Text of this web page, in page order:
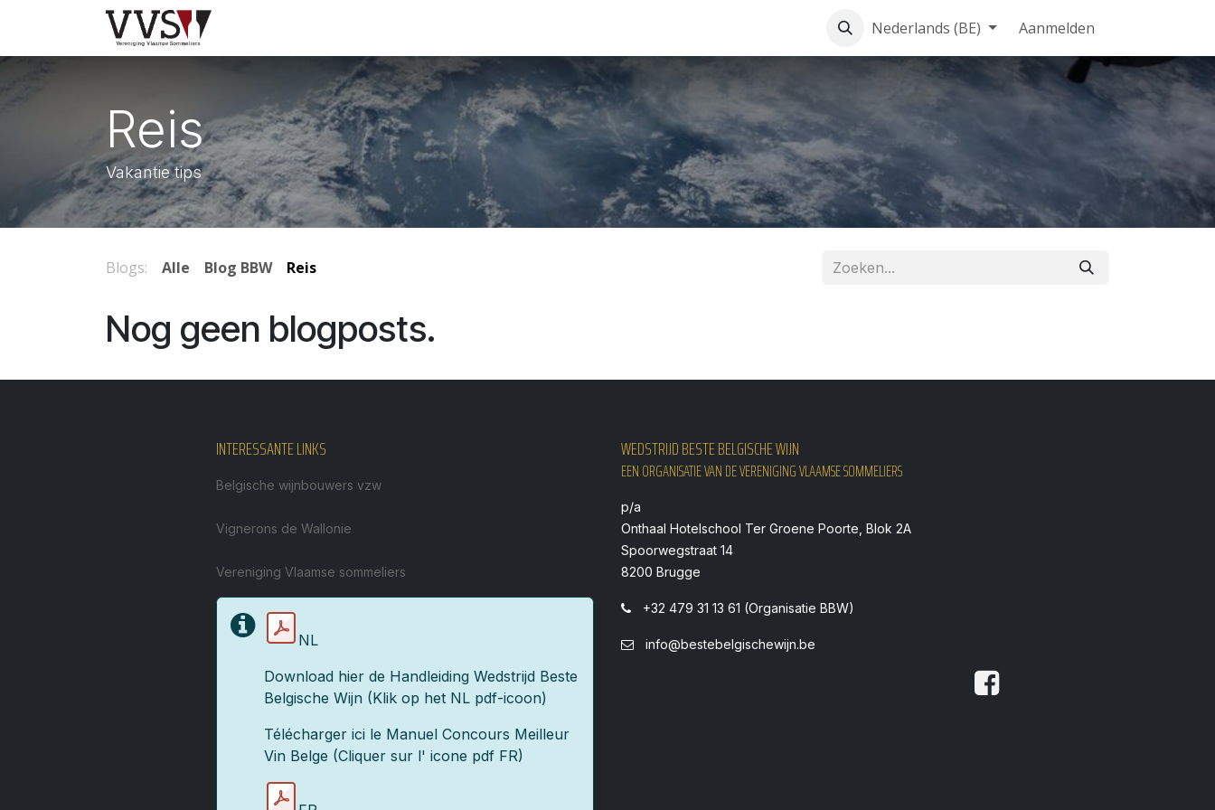
Overslaan naar inhoud
Home
Nederlands (BE) Aanmelden
Reis
Vakantie tips
Blogs: Alle Blog BBW Reis
Nog geen blogposts.
INTERESSANTE LINKS
Belgische wijnbouwers vzw
Vignerons de Wallonie
Vereniging Vlaamse sommeliers
NL
Download hier de Handleiding Wedstrijd Beste
Belgische Wijn (Klik op het NL pdf-icoon)
Télécharger ici le Manuel Concours Meilleur
Vin Belge (Cliquer sur l' icone pdf FR)
WEDSTRIJD BESTE BELGISCHE WIJN
EEN ORGANISATIE VAN DE VERENIGING VLAAMSE SOMMELIERS
p/a
Onthaal Hotelschool Ter Groene Poorte, Blok 2A
Spoorwegstraat 14
8200 Brugge
+32 479 31 13 61 (Organisatie BBW)
info@bestebelgischewijn.be